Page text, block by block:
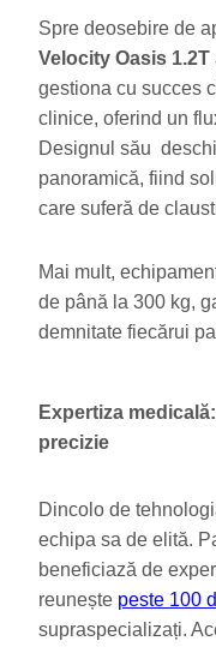
Spre deosebire de
Velocity Oasis 1.2T
gestiona cu succes
clinice, oferind un
Designul său
panoramică, fiind
care suferă de
Mai mult,
de până la 300 kg,
demnitate fiecărui
Expertiza
precizie
Dincolo de
echipa sa de elită.
beneficiază de
reunește peste 100
supraspecializați.